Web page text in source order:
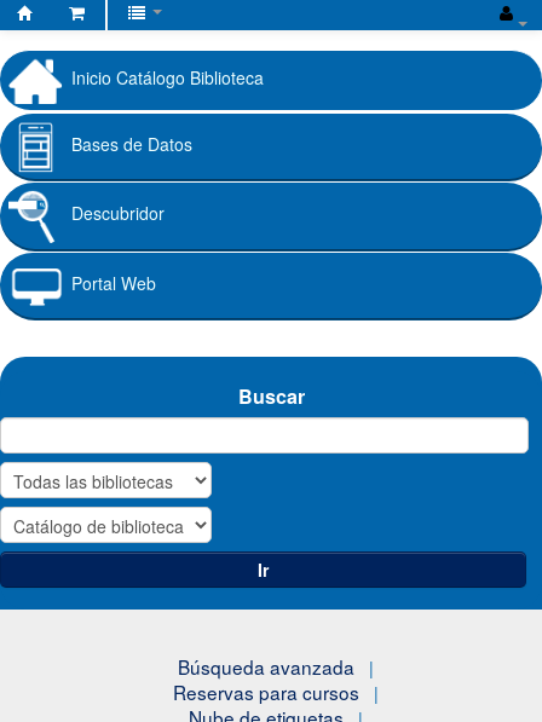
Fundación
Universitaria
Cafam
Inicio Catálogo Biblioteca
Bases de Datos
Descubridor
Portal Web
Buscar
Ir
Búsqueda avanzada
Reservas para cursos
Nube de etiquetas